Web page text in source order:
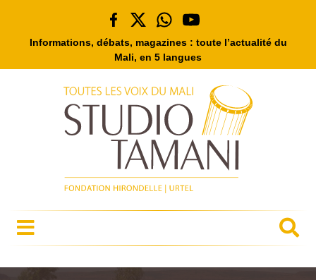
Informations, débats, magazines : toute l’actualité du
Mali, en 5 langues